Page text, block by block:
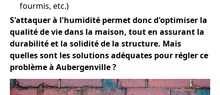
fourmis, etc.)
S'attaquer à l'humidité permet donc d'optimiser la
qualité de vie dans la maison, tout en assurant la
durabilité et la solidité de la structure. Mais
quelles sont les solutions adéquates pour régler ce
problème à Aubergenville ?